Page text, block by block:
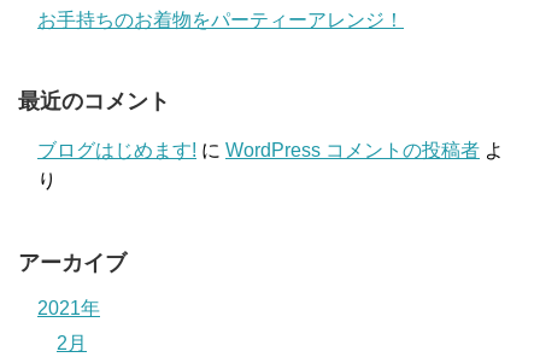
お手持ちのお着物をパーティーアレンジ！
最近のコメント
ブログはじめます! に WordPress コメントの投稿者 よ
り
アーカイブ
2021年
2月